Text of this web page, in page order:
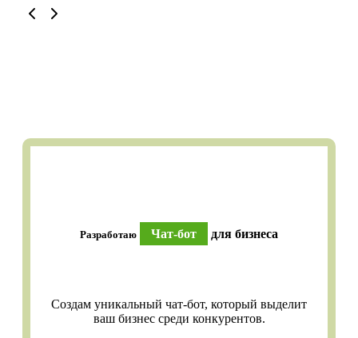
Разработаю Чат-бот для бизнеса
Создам уникальный чат-бот, который выделит
ваш бизнес среди конкурентов.